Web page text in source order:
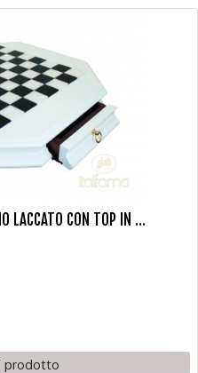
LACCATO CON TOP IN ...
prodotto